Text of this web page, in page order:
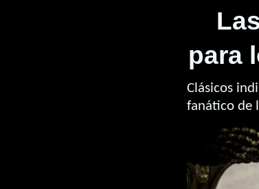
para
Clásicos
fanático de